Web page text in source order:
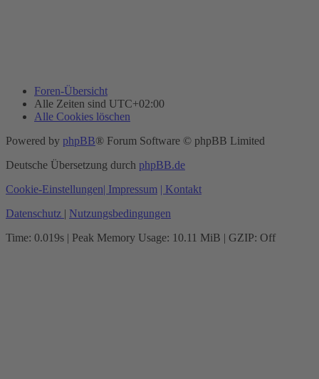
Foren-Übersicht
Alle Zeiten sind UTC+02:00
Alle Cookies löschen
Powered by phpBB® Forum Software © phpBB Limited
Deutsche Übersetzung durch phpBB.de
Cookie-Einstellungen| Impressum | Kontakt
Datenschutz | Nutzungsbedingungen
Time: 0.019s | Peak Memory Usage: 10.11 MiB | GZIP: Off